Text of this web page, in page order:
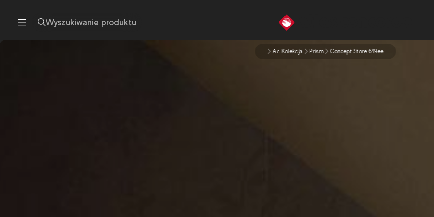
Wyszukiwanie produktu
... Ac Kolekcja Prism Concept Store 649eea62bed8255891bc315b